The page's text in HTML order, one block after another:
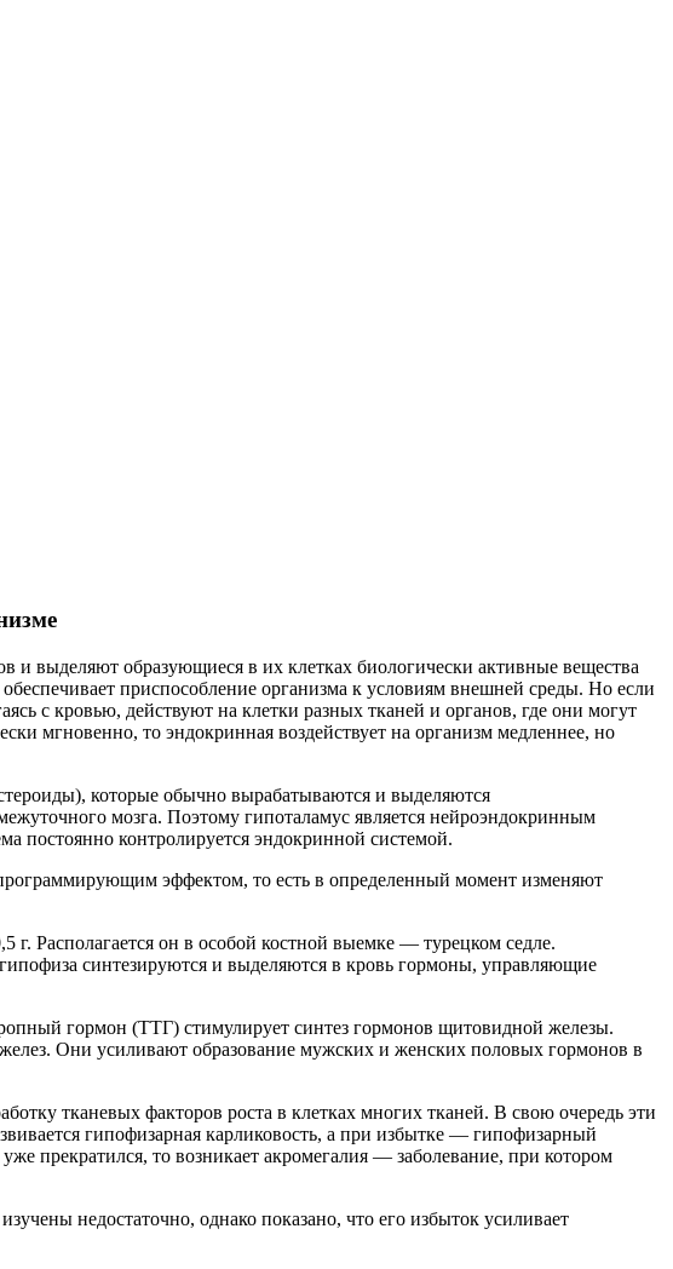
выделяют образующиеся в их клетках биологически активные вещества
приспособление организма к условиям внешней среды. Но если
с кровью, действуют на клетки разных тканей и органов, где они могут
мгновенно, то эндокринная воздействует на организм медленнее, но
которые обычно вырабатываются и выделяются
мозга. Поэтому гипоталамус является нейроэндокринным
постоянно контролируется эндокринной системой.
эффектом, то есть в определенный момент изменяют
Располагается он в особой костной выемке — турецком седле.
синтезируются и выделяются в кровь гормоны, управляющие
гормон (ТТГ) стимулирует синтез гормонов щитовидной железы.
Они усиливают образование мужских и женских половых гормонов в
тканевых факторов роста в клетках многих тканей. В свою очередь эти
гипофизарная карликовость, а при избытке — гипофизарный
прекратился, то возникает акромегалия — заболевание, при котором
недостаточно, однако показано, что его избыток усиливает